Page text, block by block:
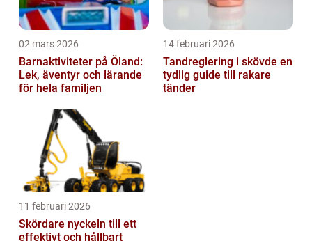
02 mars 2026
Barnaktiviteter på Öland:
Lek, äventyr och lärande
för hela familjen
14 februari 2026
Tandreglering i skövde en
tydlig guide till rakare
tänder
11 februari 2026
Skördare nyckeln till ett
effektivt och hållbart